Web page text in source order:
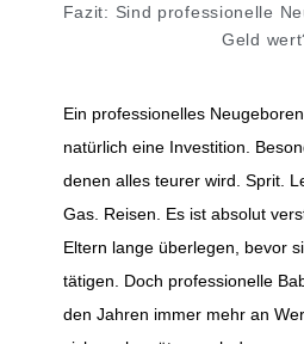
Fazit: Sind professionelle
Geld
Ein professionelles
natürlich eine Investition.
denen alles teurer wird. Sprit.
Gas. Reisen. Es ist absolut
Eltern lange überlegen, bevor
tätigen. Doch professionelle
den Jahren immer mehr an